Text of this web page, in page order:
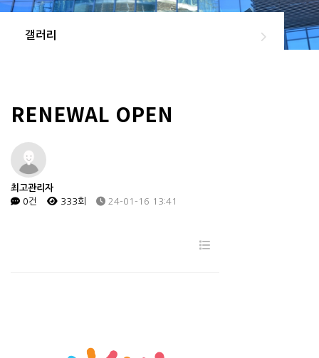
갤러리
RENEWAL OPEN
최고관리자
0건
333회 24-01-16 13:41